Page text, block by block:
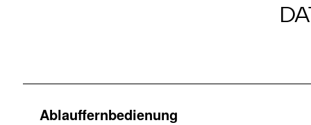
Ablauffernbedienung